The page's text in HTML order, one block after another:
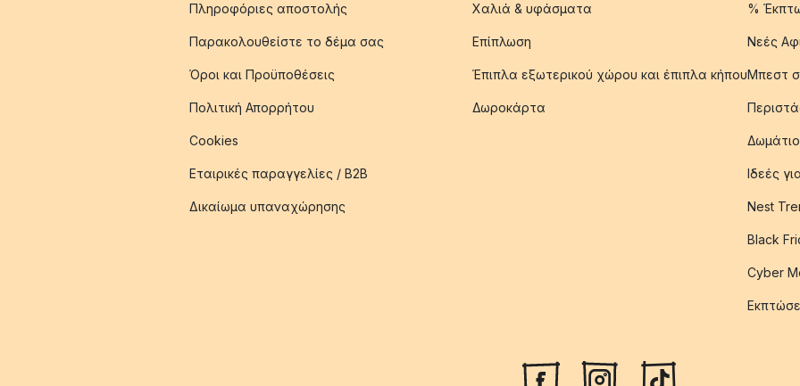
Πληροφόριες αποστολής
Παρακολουθείστε το δέμα σας
Όροι και Προϋποθέσεις
Πολιτική Απορρήτου
Cookies
Εταιρικές παραγγελίες / B2B
Δικαίωμα υπαναχώρησης
Χαλιά & υφάσματα
Επίπλωση
Έπιπλα εξωτερικού χώρου και έπιπλα κήπου
Δωροκάρτα
%
Νεές
Μπεστ
Δωμάτιο
Ιδεές
Nest
Black
Cyber